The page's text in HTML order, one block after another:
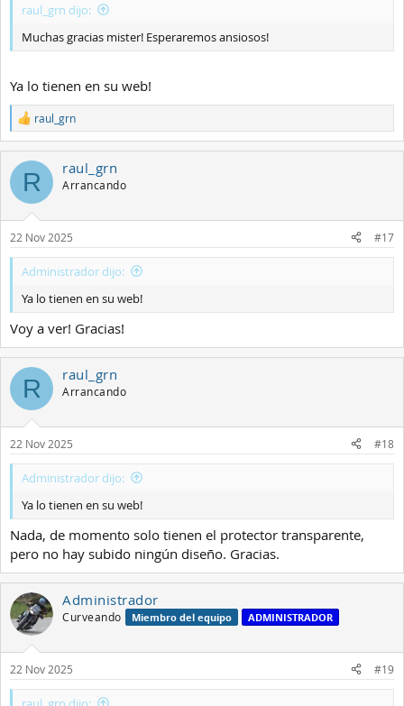
raul_grn dijo:
Muchas gracias mister! Esperaremos ansiosos!
Ya lo tienen en su web!
R
e
a
c
i
n
e
s
raul_grn
R raul_grn
Arrancando
22 Nov 2025 #17
Administrador dijo:
Ya lo tienen en su web!
Voy a ver! Gracias!
R raul_grn
Arrancando
22 Nov 2025 #18
Administrador dijo:
Ya lo tienen en su web!
Nada, de momento solo tienen el protector transparente,
pero no hay subido ningún diseño. Gracias.
Administrador
Curveando Miembro del equipo ADMINISTRADOR
22 Nov 2025 #19